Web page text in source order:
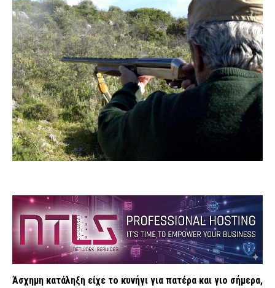
Άσχημη κατάληξη είχε το κυνήγι για πατέρα και γιο σήμερα,